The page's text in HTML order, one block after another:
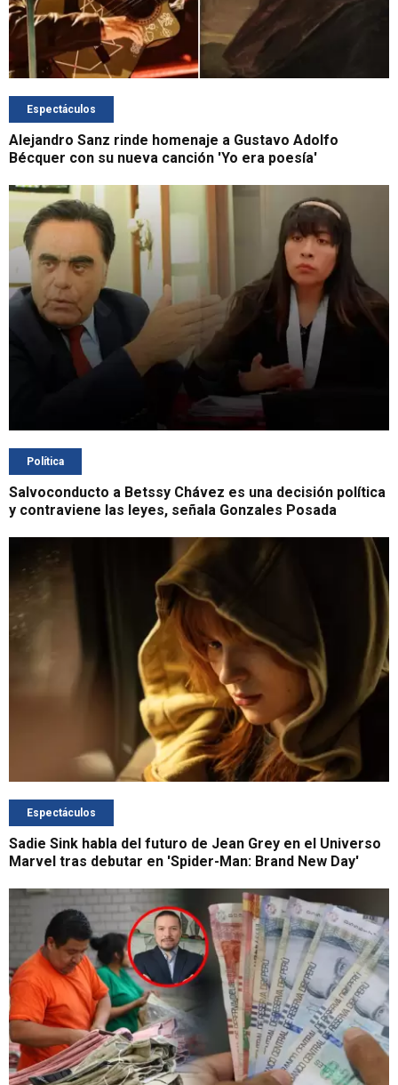
Espectáculos
Alejandro Sanz rinde homenaje a Gustavo Adolfo
Bécquer con su nueva canción 'Yo era poesía'
Política
Salvoconducto a Betssy Chávez es una decisión política
y contraviene las leyes, señala Gonzales Posada
Espectáculos
Sadie Sink habla del futuro de Jean Grey en el Universo
Marvel tras debutar en 'Spider-Man: Brand New Day'